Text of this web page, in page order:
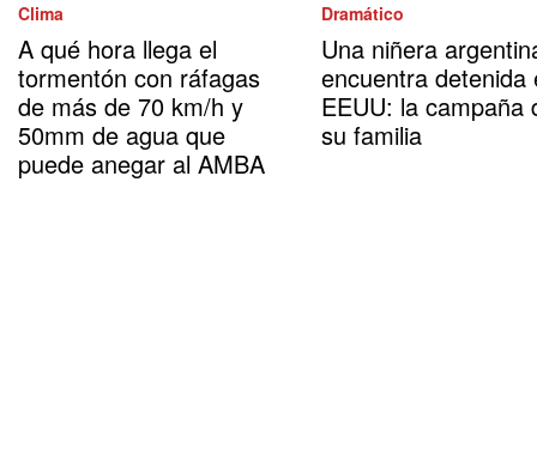
Clima
A qué hora llega el
tormentón con ráfagas
de más de 70 km/h y
50mm de agua que
puede anegar al AMBA
Dramático
Una niñera
encuentra detenida
EEUU: la campaña
su familia